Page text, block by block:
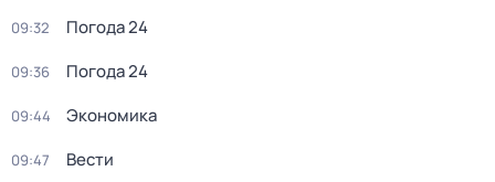
09:32 Погода 24
09:36 Погода 24
09:44 Экономика
09:47 Вести